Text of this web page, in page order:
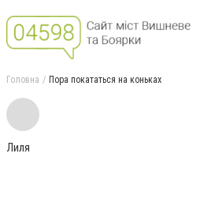
Головна Пора покататься на коньках
Лиля